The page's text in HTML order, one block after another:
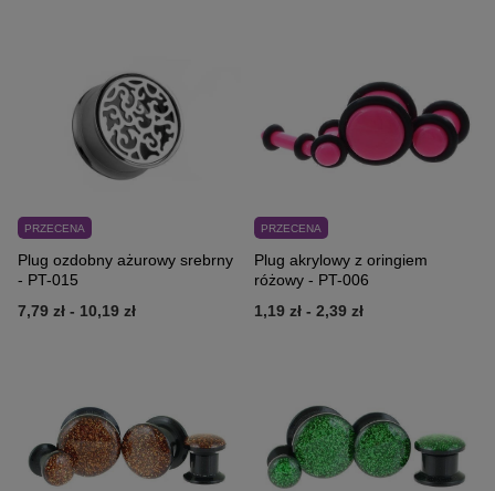
PRZECENA
Plug ozdobny ażurowy srebrny
- PT-015
7,79 zł - 10,19 zł
PRZECENA
Plug akrylowy z oringiem
różowy - PT-006
1,19 zł - 2,39 zł